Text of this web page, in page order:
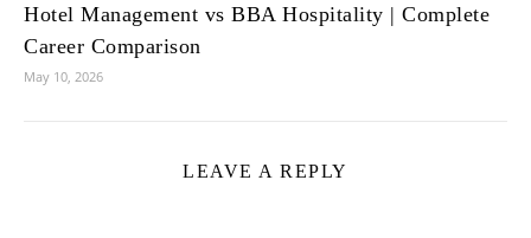
Hotel Management vs BBA Hospitality | Complete
Career Comparison
May 10, 2026
LEAVE A REPLY